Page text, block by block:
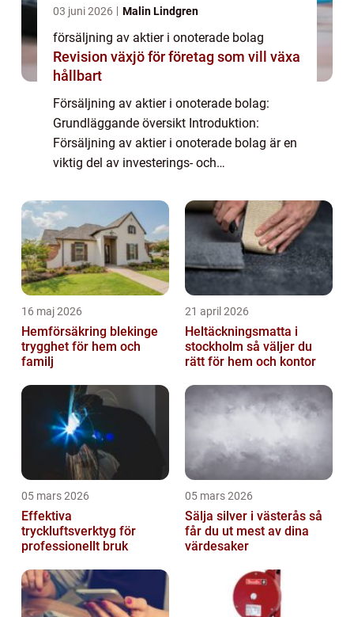
03 juni 2026 Malin Lindgren
försäljning av aktier i onoterade bolag
Revision växjö för företag som vill växa
hållbart
Försäljning av aktier i onoterade bolag:
Grundläggande översikt Introduktion:
Försäljning av aktier i onoterade bolag är en
viktig del av investerings- och
privatpersoner. I denna artikel kommer vi att
utforska försäljn...
16 maj 2026
Hemförsäkring blekinge
trygghet för hem och
familj
21 april 2026
Heltäckningsmatta i
stockholm så väljer du
rätt för hem och kontor
05 mars 2026
Effektiva
tryckluftsverktyg för
professionellt bruk
05 mars 2026
Sälja silver i västerås så
får du ut mest av dina
värdesaker